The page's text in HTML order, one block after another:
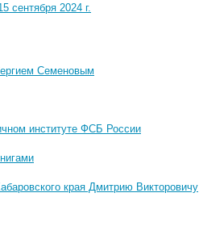
сентября 2024 г.
Семеновым
институте ФСБ России
края Дмитрию Викторовичу